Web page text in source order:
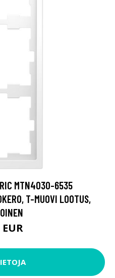
MTN4030-6535
T-MUOVI LOOTUS,
EUR